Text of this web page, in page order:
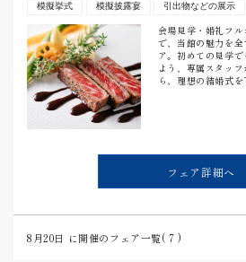
模擬挙式
模擬披露宴 引出物などの展示
会場見学・婚礼フ
で、当館の魅力を
ア。初めての見学
よう、専属スタッ
ら、理想の結婚式
フェア詳細へ
8月20日 に開催のフェア一覧(7 )